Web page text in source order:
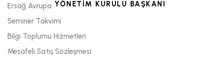
YÖNETİM KURULU BAŞKANI
Ersağ Avrupa
Seminer Takvimi
Bilgi Toplumu Hizmetleri
Mesafeli Satış Sözleşmesi